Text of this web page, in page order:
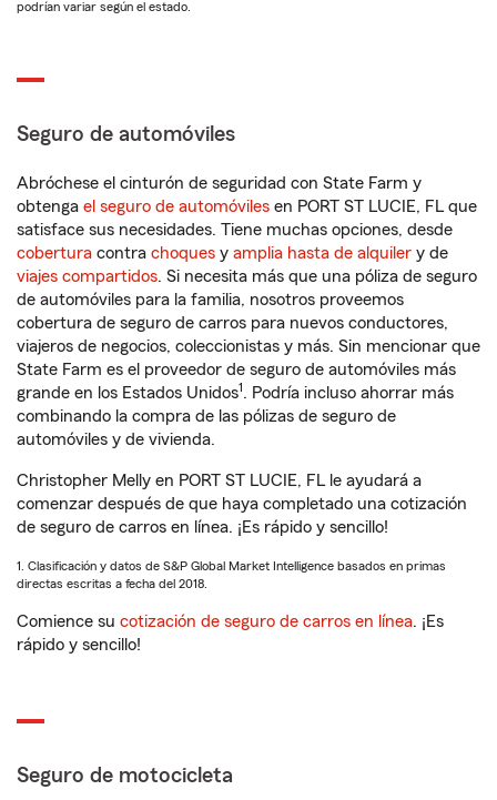
podrían variar según el estado.
Seguro de automóviles
Abróchese el cinturón de seguridad con State Farm y
obtenga el seguro de automóviles en PORT ST LUCIE, FL que
satisface sus necesidades. Tiene muchas opciones, desde
cobertura contra choques y amplia hasta de alquiler y de
viajes compartidos. Si necesita más que una póliza de seguro
de automóviles para la familia, nosotros proveemos
cobertura de seguro de carros para nuevos conductores,
viajeros de negocios, coleccionistas y más. Sin mencionar que
State Farm es el proveedor de seguro de automóviles más
grande en los Estados Unidos1. Podría incluso ahorrar más
combinando la compra de las pólizas de seguro de
automóviles y de vivienda.
Christopher Melly en PORT ST LUCIE, FL le ayudará a
comenzar después de que haya completado una cotización
de seguro de carros en línea. ¡Es rápido y sencillo!
1. Clasificación y datos de S&P Global Market Intelligence basados en primas
directas escritas a fecha del 2018.
Comience su cotización de seguro de carros en línea. ¡Es
rápido y sencillo!
Seguro de motocicleta